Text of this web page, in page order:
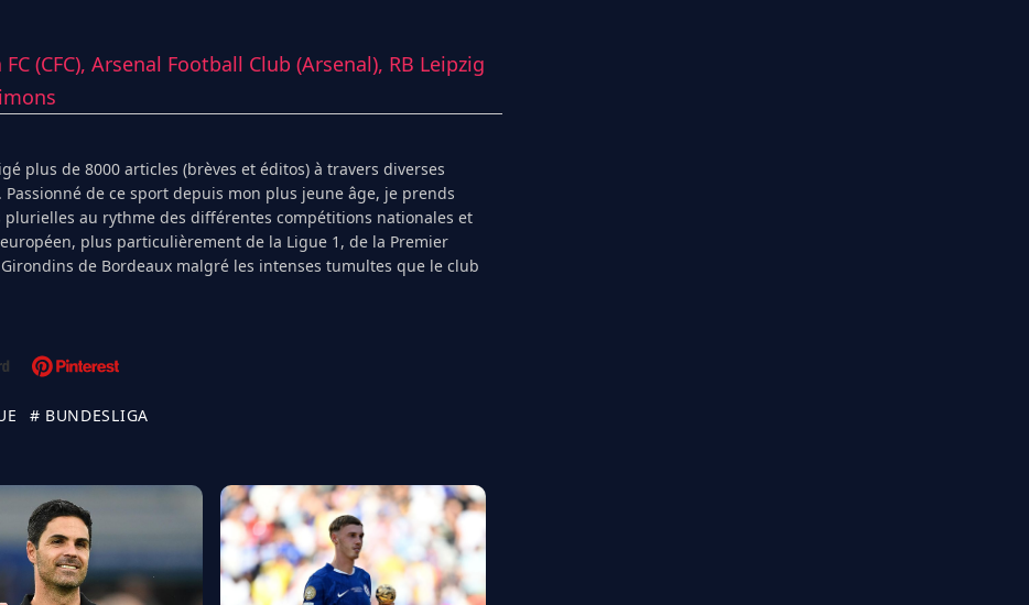
(CFC), Arsenal Football Club (Arsenal), RB Leipzig
plus de 8000 articles (brèves et éditos) à travers diverses
de ce sport depuis mon plus jeune âge, je prends
plurielles au rythme des différentes compétitions nationales et
plus particulièrement de la Ligue 1, de la Premier
de Bordeaux malgré les intenses tumultes que le club
# BUNDESLIGA